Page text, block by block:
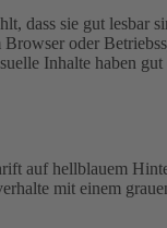
dass sie gut lesbar
oder
Inhalte haben
auf hellblauem
mit einem